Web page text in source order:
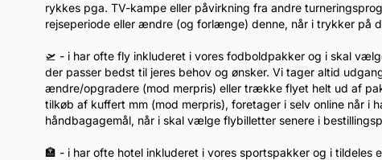
rykkes pga. TV-kampe eller påvirkning fra andre
rejseperiode eller ændre (og forlænge) denne, når i trykker på
🛫 - i har ofte fly inkluderet i vores fodboldpakker og i skal
der passer bedst til jeres behov og ønsker. Vi tager altid
ændre/opgradere (mod merpris) eller trække flyet helt ud af
tilkøb af kuffert mm (mod merpris), foretager i selv online når i
håndbagagemål, når i skal vælge flybilletter senere i
🏣 - i har ofte hotel inkluderet i vores sportspakker og i